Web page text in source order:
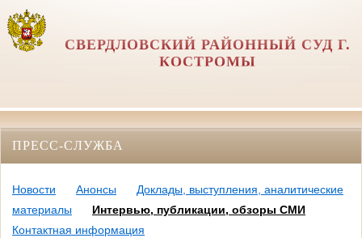
СВЕРДЛОВСКИЙ РАЙОННЫЙ СУД Г.
КОСТРОМЫ
ПРЕСС-СЛУЖБА
Новости Анонсы
Доклады, выступления, аналитические
материалы
Интервью, публикации, обзоры СМИ
Контактная информация